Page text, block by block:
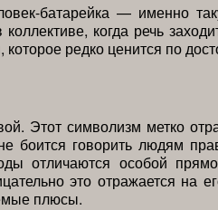
батарейка — именно
когда речь
редко ценится по
Этот символизм метко
боится говорить людям
отличаются особой
это отражается на
плюсы.